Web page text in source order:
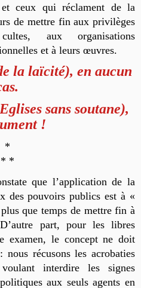
ceux qui réclament de la
de mettre fin aux privilèges
aux organisations
et à leurs œuvres.
la laïcité), en aucun
sans soutane),
!
*
* *
que l’application de la
des pouvoirs publics est à «
que temps de mettre fin à
part, pour les libres
examen, le concept ne doit
récusons les acrobaties
interdire les signes
aux seuls agents en